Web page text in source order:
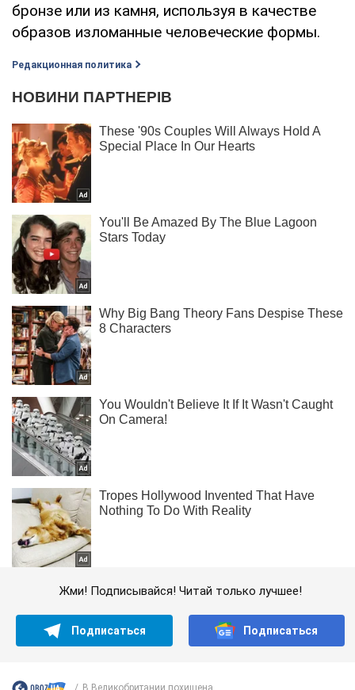
бронзе или из камня, используя в качестве
образов изломанные человеческие формы.
Редакционная политика
Жми! Подписывайся! Читай только лучшее!
Подписаться Подписаться
В Великобритании похищена...